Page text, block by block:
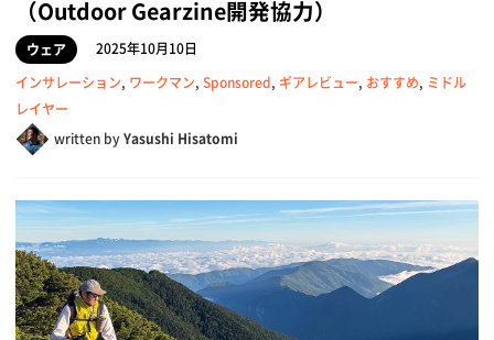
（Outdoor Gearzine開発協力）
ウェア
2025年10月10日
インサレーション, ワークマン, Sponsored, ギアレビュー, おすすめ, ミドル
レイヤー
written byYasushi Hisatomi